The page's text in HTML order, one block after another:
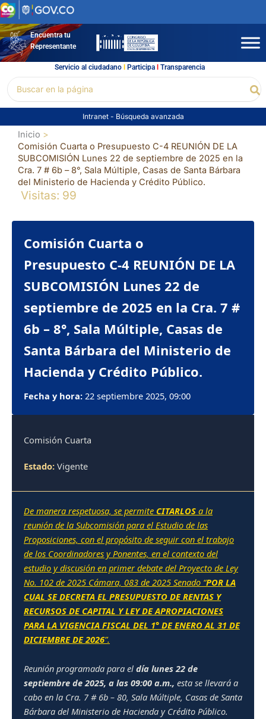
Ir
al
contenidoEncuentra tu
Representante
Servicio al ciudadano l Participal Transparencia
por:
Intranet - Búsqueda avanzada
Inicio
Comisión Cuarta o Presupuesto C-4 REUNIÓN DE LA
SUBCOMISIÓN Lunes 22 de septiembre de 2025 en la
Cra. 7 # 6b – 8°, Sala Múltiple, Casas de Santa Bárbara
del Ministerio de Hacienda y Crédito Público.
Visitas: 99
Comisión Cuarta o
Presupuesto C-4 REUNIÓN DE LA
SUBCOMISIÓN Lunes 22 de
septiembre de 2025 en la Cra. 7 #
6b – 8°, Sala Múltiple, Casas de
Santa Bárbara del Ministerio de
Hacienda y Crédito Público.
Fecha y hora: 22 septiembre 2025, 09:00
Comisión Cuarta
Estado: Vigente
De manera respetuosa, se permite CITARLOS a la
reunión de la Subcomisión para el Estudio de las
Proposiciones, con el propósito de seguir con el trabajo
de los Coordinadores y Ponentes, en el contexto del
estudio y discusión en primer debate del Proyecto de Ley
No. 102 de 2025 Cámara, 083 de 2025 Senado “POR LA
CUAL SE DECRETA EL PRESUPUESTO DE RENTAS Y
RECURSOS DE CAPITAL Y LEY DE APROPIACIONES
PARA LA VIGENCIA FISCAL DEL 1° DE ENERO AL 31 DE
DICIEMBRE DE 2026”.
Reunión programada para el día lunes 22 de
septiembre de 2025, a las 09:00 a.m., esta se llevará a
cabo en la Cra. 7 # 6b – 80, Sala Múltiple, Casas de Santa
Bárbara del Ministerio de Hacienda y Crédito Público.